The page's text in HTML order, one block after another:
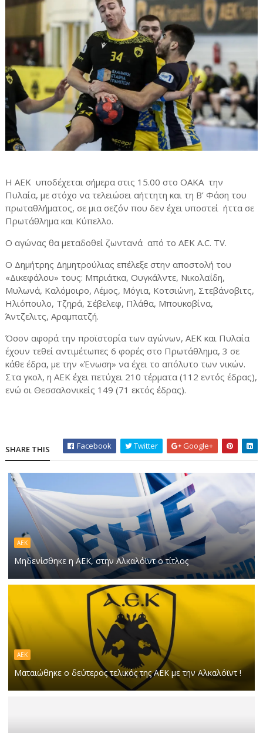
Η ΑΕΚ υποδέχεται σήμερα στις 15.00 στο ΟΑΚΑ την
Πυλαία, με στόχο να τελειώσει αήττητη και τη Β’ Φάση του
πρωταθλήματος, σε μια σεζόν που δεν έχει υποστεί ήττα σε
Πρωτάθλημα και Κύπελλο.
Ο αγώνας θα μεταδοθεί ζωντανά από το AEK A.C. TV.
Ο Δημήτρης Δημητρούλιας επέλεξε στην αποστολή του
«Δικεφάλου» τους: Μπριάτκα, Ουγκάλντε, Νικολαΐδη,
Μυλωνά, Καλόμοιρο, Λέμος, Μόγια, Κοτσιώνη, Στεβάνοβιτς,
Ηλιόπουλο, Τζηρά, Σέβελεφ, Πλάθα, Μπουκοβίνα,
Άντζελιτς, Αραμπατζή.
Όσον αφορά την προϊστορία των αγώνων, ΑΕΚ και Πυλαία
έχουν τεθεί αντιμέτωπες 6 φορές στο Πρωτάθλημα, 3 σε
κάθε έδρα, με την «Ένωση» να έχει το απόλυτο των νικών.
Στα γκολ, η ΑΕΚ έχει πετύχει 210 τέρματα (112 εντός έδρας),
ενώ οι Θεσσαλονικείς 149 (71 εκτός έδρας).
SHARE THIS Facebook Twitter Google+
ΑΕΚ
Μηδενίσθηκε η ΑΕΚ, στην Αλκαλόϊντ ο τίτλος
ΑΕΚ
Ματαιώθηκε ο δεύτερος τελικός της ΑΕΚ με την Αλκαλόϊντ !